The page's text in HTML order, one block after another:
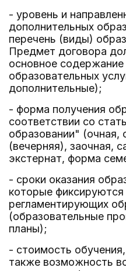
- уровень и
дополнительных
перечень (виды)
Предмет договора
основное
образовательных
дополнительные);
- форма получения
соответствии со
образовании" (очная,
(вечерняя), заочная,
экстернат, форма
- сроки оказания
которые фиксируются
регламентирующих
(образовательные
планы);
- стоимость
также возможность